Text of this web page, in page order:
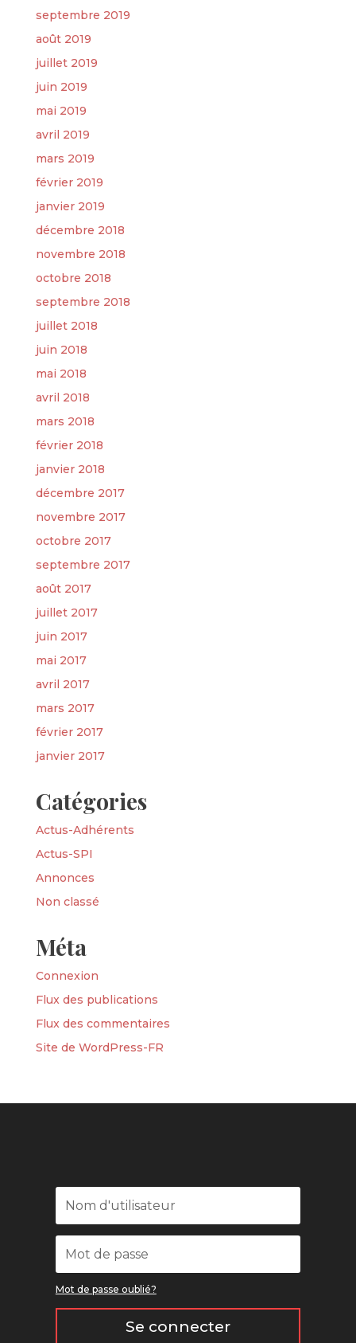
septembre 2019
août 2019
juillet 2019
juin 2019
mai 2019
avril 2019
mars 2019
février 2019
janvier 2019
décembre 2018
novembre 2018
octobre 2018
septembre 2018
juillet 2018
juin 2018
mai 2018
avril 2018
mars 2018
février 2018
janvier 2018
décembre 2017
novembre 2017
octobre 2017
septembre 2017
août 2017
juillet 2017
juin 2017
mai 2017
avril 2017
mars 2017
février 2017
janvier 2017
Catégories
Actus-Adhérents
Actus-SPI
Annonces
Non classé
Méta
Connexion
Flux des publications
Flux des commentaires
Site de WordPress-FR
Mot de passe oublié?
Se connecter